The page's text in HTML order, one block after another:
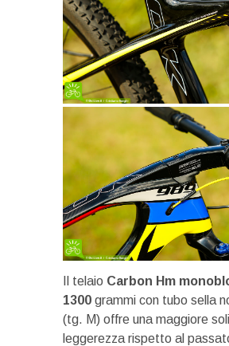
Il telaio Carbon Hm
1300 grammi con tubo sella
(tg. M) offre una maggiore
leggerezza rispetto al